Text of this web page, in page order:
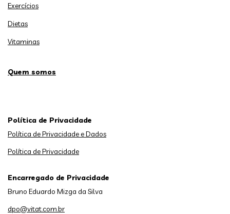
Exercícios
Dietas
Vitaminas
Quem somos
Política de Privacidade
Política de Privacidade e Dados
Política de Privacidade
Encarregado de Privacidade
Bruno Eduardo Mizga da Silva
dpo@vitat.com.br